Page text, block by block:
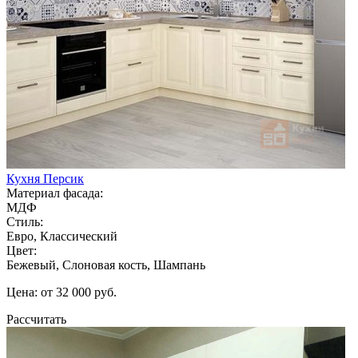
Кухня Персик
Материал фасада:
МДФ
Стиль:
Евро, Классический
Цвет:
Бежевый, Слоновая кость, Шампань
Цена: от 32 000 руб.
Рассчитать